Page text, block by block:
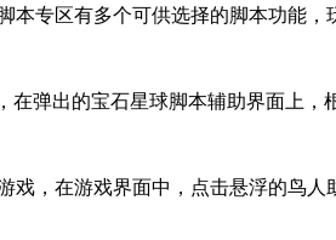
本专区有多个可供选择的脚本功能
在弹出的宝石星球脚本辅助界面上
戏，在游戏界面中，点击悬浮的鸟